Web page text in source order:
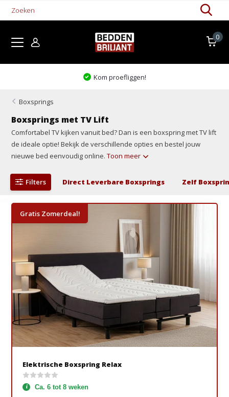
0
Kom proefliggen!
Boxsprings
Boxsprings met TV Lift
Comfortabel TV kijken vanuit bed? Dan is een boxspring met TV lift
de ideale optie! Bekijk de verschillende opties en bestel jouw
nieuwe bed eenvoudig online.Toon meer
Filters Direct Leverbare Boxsprings Zelf
Gratis Zomerdeal!
Elektrische Boxspring Relax
Ca. 6 tot 8 weken